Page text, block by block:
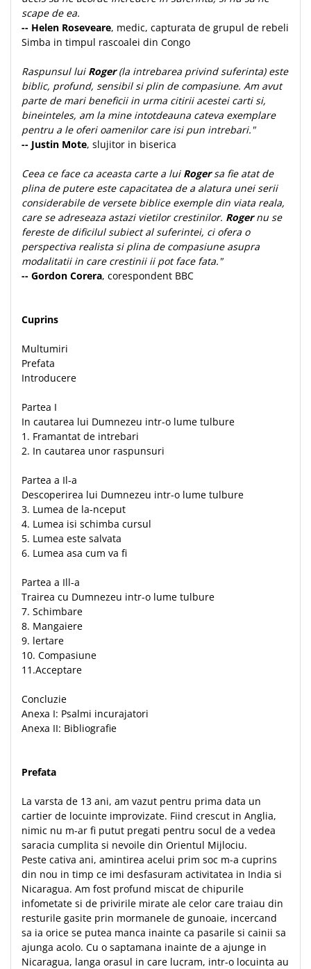
scape de ea.
-- Helen Roseveare, medic, capturata de grupul de rebeli
Simba in timpul rascoalei din Congo
Raspunsul lui Roger(la intrebarea privind suferinta) este
biblic, profund, sensibil si plin de compasiune. Am avut
parte de mari beneficii in urma citirii acestei carti si,
bineinteles, am la mine intotdeauna cateva exemplare
pentru a le oferi oamenilor care isi pun intrebari."
-- Justin Mote, slujitor in biserica
Ceea ce face ca aceasta carte a lui Rogersa fie atat de
plina de putere este capacitatea de a alatura unei serii
considerabile de versete biblice exemple din viata reala,
care se adreseaza astazi vietilor crestinilor. Rogernu se
fereste de dificilul subiect al suferintei, ci ofera o
perspectiva realista si plina de compasiune asupra
modalitatii in care crestinii ii pot face fata."
-- Gordon Corera, corespondent BBC
Cuprins
Multumiri
Prefata
Introducere
Partea I
In cautarea lui Dumnezeu intr-o lume tulbure
1. Framantat de intrebari
2. In cautarea unor raspunsuri
Partea a Il-a
Descoperirea lui Dumnezeu intr-o lume tulbure
3. Lumea de la-nceput
4. Lumea isi schimba cursul
5. Lumea este salvata
6. Lumea asa cum va fi
Partea a Ill-a
Trairea cu Dumnezeu intr-o lume tulbure
7. Schimbare
8. Mangaiere
9. lertare
10. Compasiune
11.Acceptare
Concluzie
Anexa I: Psalmi incurajatori
Anexa II: Bibliografie
Prefata
La varsta de 13 ani, am vazut pentru prima data un
cartier de locuinte improvizate. Fiind crescut in Anglia,
nimic nu m-ar fi putut pregati pentru socul de a vedea
saracia cumplita si nevoile din Orientul Mijlociu.
Peste cativa ani, amintirea acelui prim soc m-a cuprins
din nou in timp ce imi desfasuram activitatea in India si
Nicaragua. Am fost profund miscat de chipurile
infometate si de privirile mirate ale celor care traiau din
resturile gasite prin mormanele de gunoaie, incercand
sa ia orice se putea manca inainte ca pasarile si cainii sa
ajunga acolo. Cu o saptamana inainte de a ajunge in
Nicaragua, langa orasul in care lucram, intr-o locuinta au